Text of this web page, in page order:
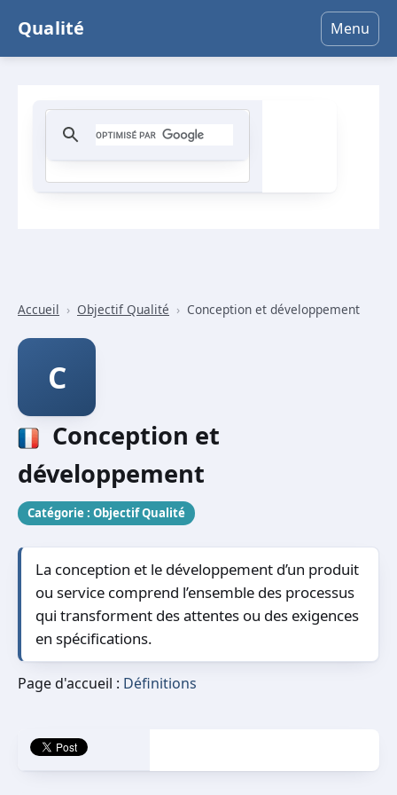
Qualité Menu
Accueil › Objectif Qualité › Conception et développement
C
Conception et
développement
Catégorie : Objectif Qualité
La conception et le développement d’un produit
ou service comprend l’ensemble des processus
qui transforment des attentes ou des exigences
en spécifications.
Page d'accueil : Définitions